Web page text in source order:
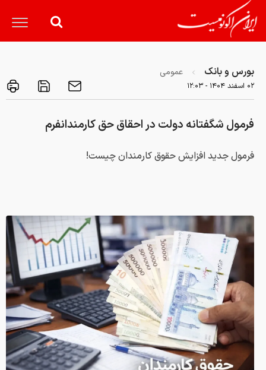
بورس و بانک عمومی
۰۲ اسفند ۱۴۰۴ - ۱۲:۰۳
فرمول شگفتانه دولت در احقاق حق کارمندانفرم
فرمول جدید افزایش حقوق کارمندان چیست!